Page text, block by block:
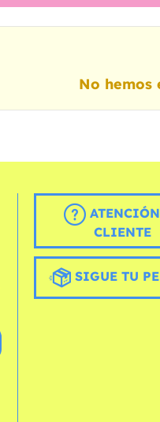
No
CLIENTE
SIGUE TU